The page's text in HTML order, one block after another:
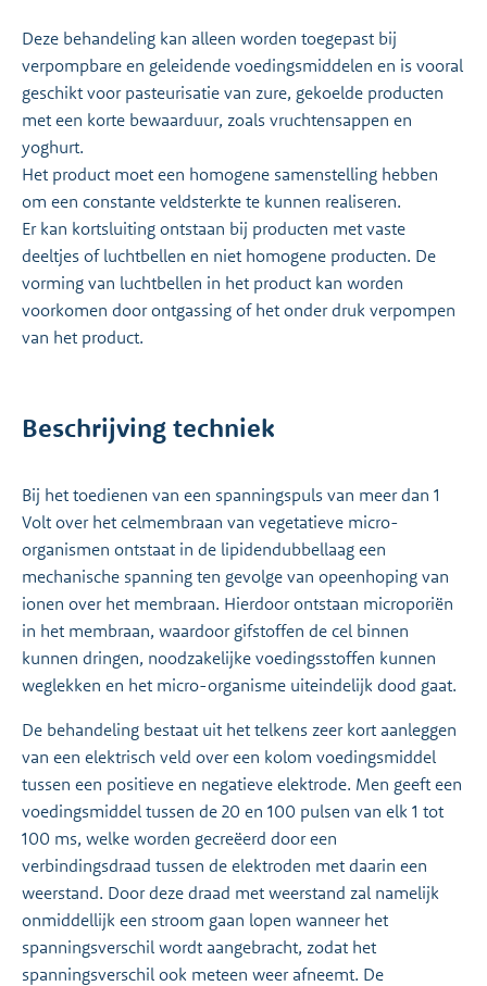
Deze behandeling kan alleen worden toegepast bij
verpompbare en geleidende voedingsmiddelen en is vooral
geschikt voor pasteurisatie van zure, gekoelde producten
met een korte bewaarduur, zoals vruchtensappen en
yoghurt.
Het product moet een homogene samenstelling hebben
om een constante veldsterkte te kunnen realiseren.
Er kan kortsluiting ontstaan bij producten met vaste
deeltjes of luchtbellen en niet homogene producten. De
vorming van luchtbellen in het product kan worden
voorkomen door ontgassing of het onder druk verpompen
van het product.
Beschrijving techniek
Bij het toedienen van een spanningspuls van meer dan 1
Volt over het celmembraan van vegetatieve micro-
organismen ontstaat in de lipidendubbellaag een
mechanische spanning ten gevolge van opeenhoping van
ionen over het membraan. Hierdoor ontstaan microporiën
in het membraan, waardoor gifstoffen de cel binnen
kunnen dringen, noodzakelijke voedingsstoffen kunnen
weglekken en het micro-organisme uiteindelijk dood gaat.
De behandeling bestaat uit het telkens zeer kort aanleggen
van een elektrisch veld over een kolom voedingsmiddel
tussen een positieve en negatieve elektrode. Men geeft een
voedingsmiddel tussen de 20 en 100 pulsen van elk 1 tot
100 ms, welke worden gecreëerd door een
verbindingsdraad tussen de elektroden met daarin een
weerstand. Door deze draad met weerstand zal namelijk
onmiddellijk een stroom gaan lopen wanneer het
spanningsverschil wordt aangebracht, zodat het
spanningsverschil ook meteen weer afneemt. De